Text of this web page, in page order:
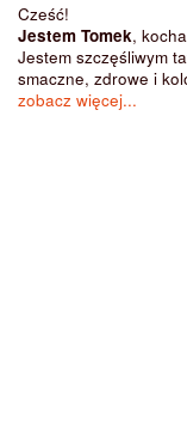
Cześć!
Jestem Tomek,
Jestem szczęśliwym
smaczne, zdrowe i
zobacz więcej...